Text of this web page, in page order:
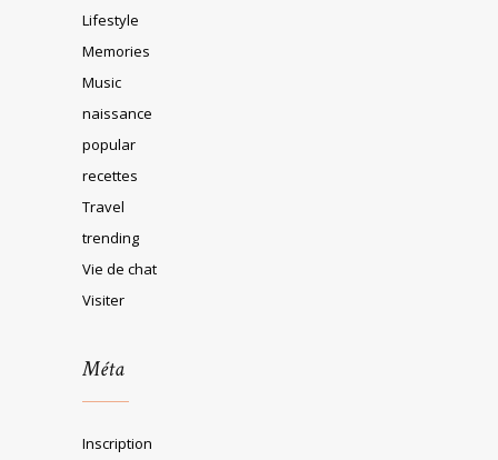
Lifestyle
Memories
Music
naissance
popular
recettes
Travel
trending
Vie de chat
Visiter
Méta
Inscription